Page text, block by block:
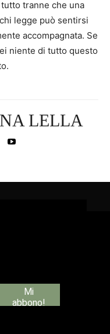
tranne che una
legge può sentirsi
accompagnata. Se
niente di tutto questo
LELLA